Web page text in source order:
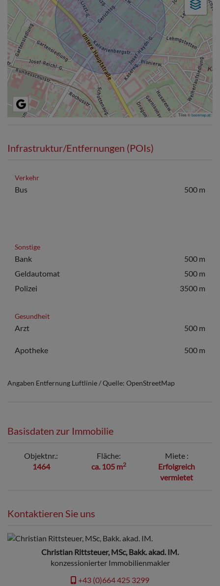
Tiles ©basemap.at
Infrastruktur/Entfernungen (POIs)
Verkehr
Bus 500 m
Sonstige
Bank
500 m
Geldautomat
500 m
Polizei
3500 m
Gesundheit
Arzt 500 m
Apotheke 500 m
Angaben Entfernung Luftlinie / Quelle: OpenStreetMap
Basisdaten zur Immobilie
Objektnr.
1464
Fläche
ca. 105 m2
Miete
Erfolgreich
vermietet
Kontaktieren Sie uns
Christian Rittsteuer, MSc, Bakk. akad. IM.
konzessionierter Immobilienmakler
+43 (0)664 425 3299